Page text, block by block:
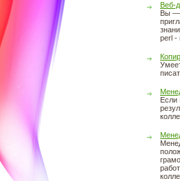
Веб-
Вы —
perl -
Если